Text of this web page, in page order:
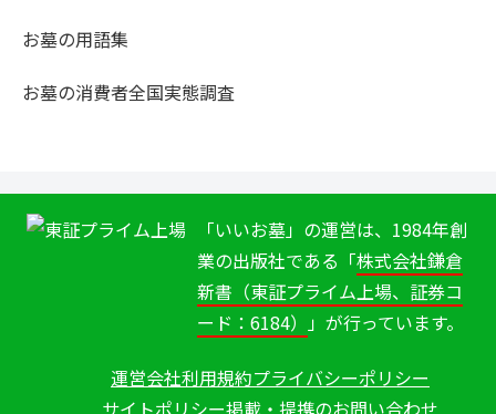
お墓の用語集
お墓の消費者全国実態調査
「いいお墓」の運営は、1984年創
業の出版社である「株式会社鎌倉
新書（東証プライム上場、証券コ
ード：6184） 」が行っています。
運営会社利用規約プライバシーポリシー